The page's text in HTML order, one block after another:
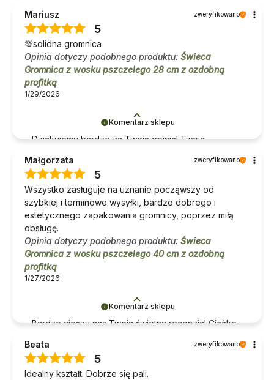
recenzja potwierdza nasze wysiłki - dziękujemy raz
jeszcze i mamy nadzieję - do szybkiego
zobaczenia!
Komentarz sklepu
Dziękujemy bardzo za Twoją opinię! Twoja
że jesteśmy na właściwym torze :) Z
pozdrowieniami, obsługa sklepu.
Mariusz zweryfikowano
5
💯solidna gromnica
Opinia dotyczy podobnego produktu: Świeca
Gromnica z wosku pszczelego 28 cm z ozdobną
profitką
1/29/2026
Komentarz sklepu
Bardzo cieszy nas Twoja świetna recenzja! Ciężko
takich jak Ty i jesteśmy zadowoleni, że nam się
udało. Mamy nadzieję, że do nas wrócisz :)
Pozdrawiamy
Małgorzata zweryfikowano
5
Wszystko zasługuje na uznanie począwszy od
szybkiej i terminowe wysyłki, bardzo dobrego i
estetycznego zapakowania gromnicy, poprzez miłą
obsługę.
Opinia dotyczy podobnego produktu: Świeca
Gromnica z wosku pszczelego 40 cm z ozdobną
profitką
1/27/2026
Beata zweryfikowano
5
Idealny kształt. Dobrze się pali.